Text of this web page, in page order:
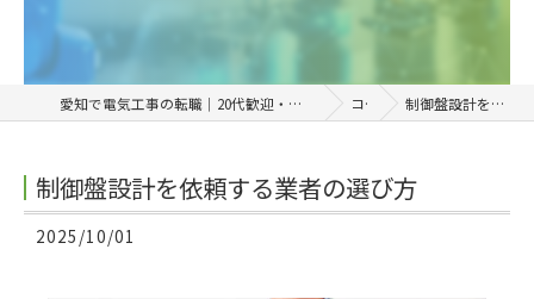
愛知で電気工事の転職｜20代歓迎・高収入を目指せる正社員求人「株式会社森田電機」 コラム 制御盤設計を依頼する業者の選び方
制御盤設計を依頼する業者の選び方
2025/10/01